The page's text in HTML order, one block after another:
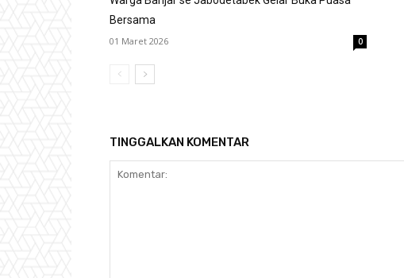
Bersama
01 Maret 2026 0
TINGGALKAN KOMENTAR